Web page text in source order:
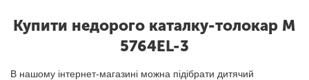
Купити недорого каталку-толокар M
5764EL-3
В нашому інтернет-магазині можна підібрати дитячий